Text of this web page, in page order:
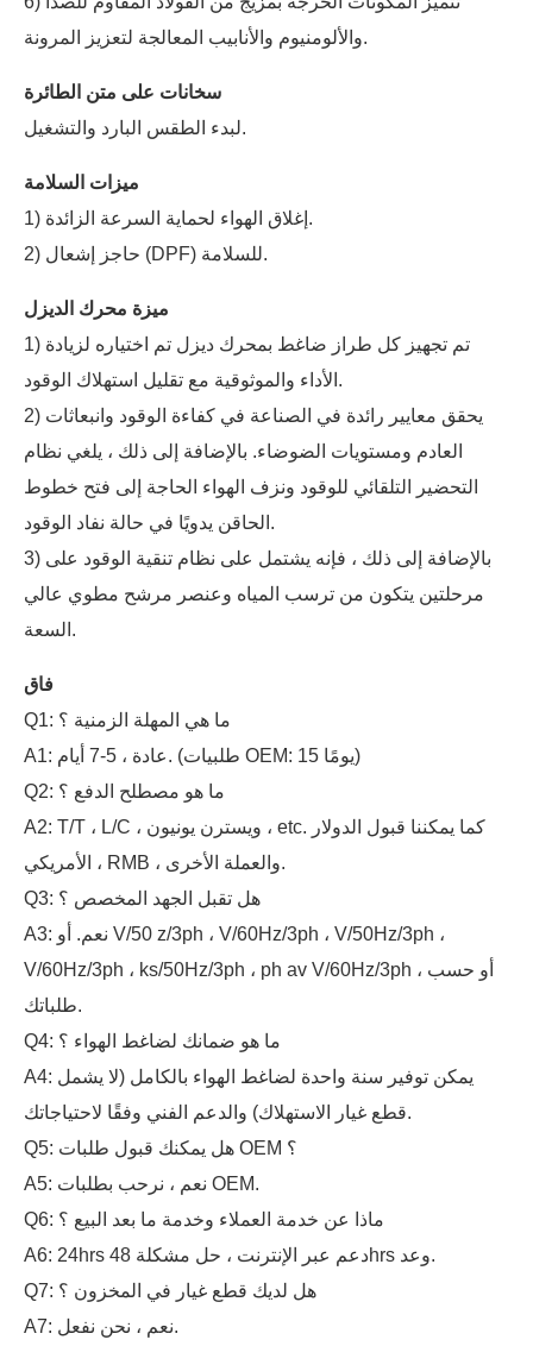
والألومنيوم والأنابيب المعالجة لتعزيز المرونة.
سخانات على متن الطائرة
لبدء الطقس البارد والتشغيل.
ميزات السلامة
1) إغلاق الهواء لحماية السرعة الزائدة.
2) حاجز إشعال (DPF) للسلامة.
ميزة محرك الديزل
1) تم تجهيز كل طراز ضاغط بمحرك ديزل تم اختياره لزيادة
الأداء والموثوقية مع تقليل استهلاك الوقود.
2) يحقق معايير رائدة في الصناعة في كفاءة الوقود وانبعاثات
العادم ومستويات الضوضاء. بالإضافة إلى ذلك ، يلغي نظام
التحضير التلقائي للوقود ونزف الهواء الحاجة إلى فتح خطوط
الحاقن يدويًا في حالة نفاد الوقود.
3) بالإضافة إلى ذلك ، فإنه يشتمل على نظام تنقية الوقود على
مرحلتين يتكون من ترسب المياه وعنصر مرشح مطوي عالي
السعة.
فاق
Q1: ما هي المهلة الزمنية ؟
A1: عادة ، 5-7 أيام. (طلبيات OEM: 15 يومًا)
Q2: ما هو مصطلح الدفع ؟
A2: T/T ، L/C ، ويسترن يونيون ، etc. كما يمكننا قبول الدولار
الأمريكي ، RMB ، والعملة الأخرى.
Q3: هل تقبل الجهد المخصص ؟
A3: نعم. أو V/50 z/3ph ، V/60Hz/3ph ، V/50Hz/3ph ،
V/60Hz/3ph ، ks/50Hz/3ph ، ph av V/60Hz/3ph ، أو حسب
طلباتك.
Q4: ما هو ضمانك لضاغط الهواء ؟
A4: يمكن توفير سنة واحدة لضاغط الهواء بالكامل (لا يشمل
قطع غيار الاستهلاك) والدعم الفني وفقًا لاحتياجاتك.
Q5: هل يمكنك قبول طلبات OEM ؟
A5: نعم ، نرحب بطلبات OEM.
Q6: ماذا عن خدمة العملاء وخدمة ما بعد البيع ؟
A6: 24hrs دعم عبر الإنترنت ، حل مشكلة 48hrs وعد.
Q7: هل لديك قطع غيار في المخزون ؟
A7: نعم ، نحن نفعل.